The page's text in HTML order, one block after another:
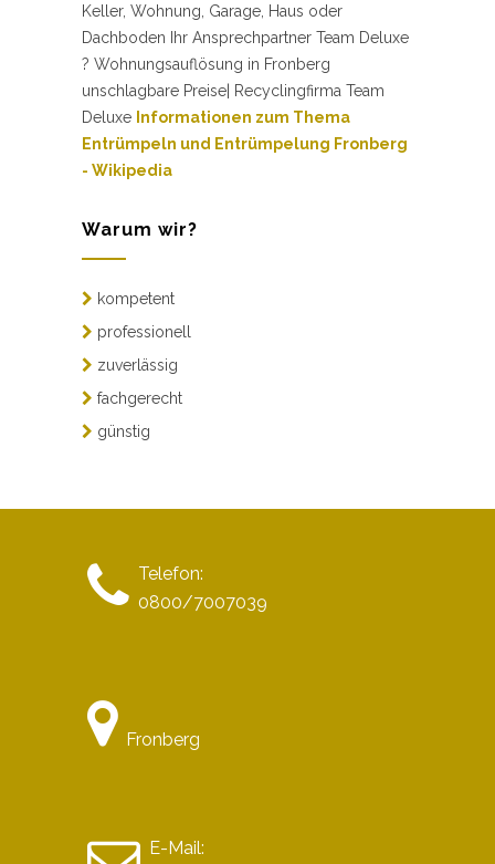
Keller, Wohnung, Garage, Haus oder
Dachboden Ihr Ansprechpartner Team Deluxe
? Wohnungsauflösung in Fronberg
unschlagbare Preise| Recyclingfirma Team
Deluxe Informationen zum Thema
Entrümpeln und Entrümpelung Fronberg
- Wikipedia
Warum wir?
kompetent
professionell
zuverlässig
fachgerecht
günstig
Telefon:
0800/7007039
Fronberg
E-Mail: